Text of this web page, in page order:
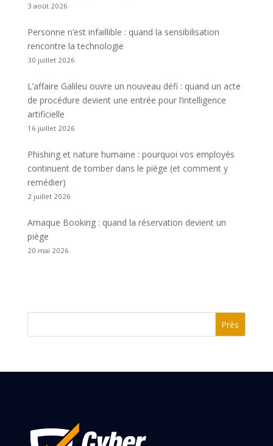
3 août 2026
Personne n’est infaillible : quand la sensibilisation
rencontre la technologie
30 juillet 2026
L’affaire Galileu ouvre un nouveau défi : quand un acte
de procédure devient une entrée pour l’intelligence
artificielle
16 juillet 2026
Phishing et nature humaine : pourquoi vos employés
continuent de tomber dans le piège (et comment y
remédier)
2 juillet 2026
Arnaque Booking : quand la réservation devient un
piège
20 mai 2026
Près